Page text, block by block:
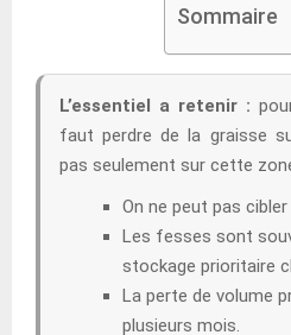
Sommaire
L’essentiel a retenir :
faut perdre de la graisse
pas seulement sur cette
On ne peut pas
Les fesses sont
stockage prioritaire
La perte de volume
plusieurs mois.